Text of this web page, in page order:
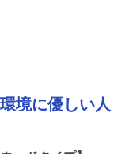
施工代理店募集
境に優しい人